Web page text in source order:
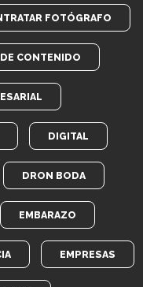
FOTÓGRAFO
CONTENIDO
DIGITAL
DRON BODA
EMBARAZO
EMPRESAS